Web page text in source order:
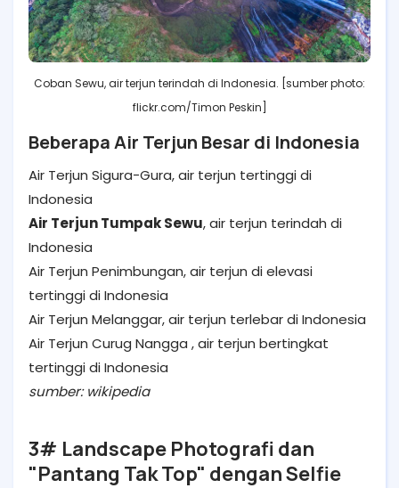
Coban Sewu, air terjun terindah di Indonesia. [sumber photo:
flickr.com/Timon Peskin]
Beberapa Air Terjun Besar di Indonesia
Air Terjun Sigura-Gura, air terjun tertinggi di
Indonesia
Air Terjun Tumpak Sewu, air terjun terindah di
Indonesia
Air Terjun Penimbungan, air terjun di elevasi
tertinggi di Indonesia
Air Terjun Melanggar, air terjun terlebar di Indonesia
Air Terjun Curug Nangga , air terjun bertingkat
tertinggi di Indonesia
sumber: wikipedia
3# Landscape Photografi dan
"Pantang Tak Top" dengan Selfie